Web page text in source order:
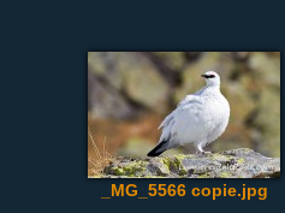
_MG_5566 copie.jpg